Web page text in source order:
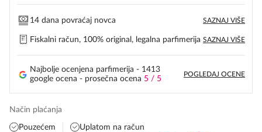
14 dana povraćaj novca SAZNAJ VIŠE
Fiskalni račun, 100% original, legalna parfimerija SAZNAJ VIŠE
Najbolje ocenjena parfimerija - 1413
google ocena - prosečna ocena 5 / 5
POGLEDAJ OCENE
Način plaćanja
Pouzećem
Uplatom na račun